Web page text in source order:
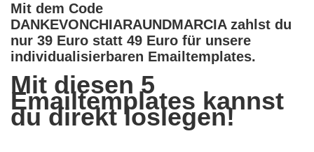
Mit dem Code
DANKEVONCHIARAUNDMARCIA zahlst du
nur 39 Euro statt 49 Euro für unsere
individualisierbaren Emailtemplates.
Mit diesen 5
Emailtemplates kannst
du direkt loslegen!